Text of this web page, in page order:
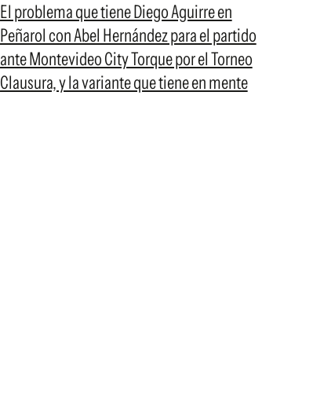
El problema que tiene Diego Aguirre en
Peñarol con Abel Hernández para el partido
ante Montevideo City Torque por el Torneo
Clausura, y la variante que tiene en mente